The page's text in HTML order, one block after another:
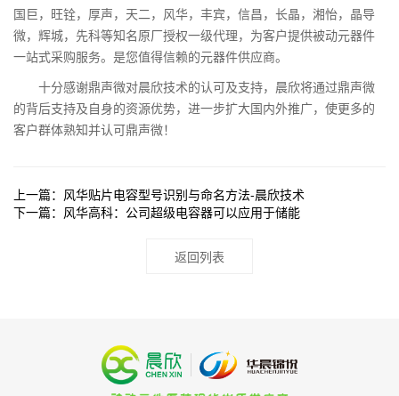
国巨，旺铨，厚声，天二，风华，丰宾，信昌，长晶，湘怡，晶导
微，辉城，先科等知名原厂授权一级代理，为客户提供被动元器件
一站式采购服务。是您值得信赖的元器件供应商。
十分感谢鼎声微对晨欣技术的认可及支持，晨欣将通过鼎声微
的背后支持及自身的资源优势，进一步扩大国内外推广，使更多的
客户群体熟知并认可鼎声微！
上一篇：风华贴片电容型号识别与命名方法-晨欣技术
下一篇：风华高科：公司超级电容器可以应用于储能
返回列表